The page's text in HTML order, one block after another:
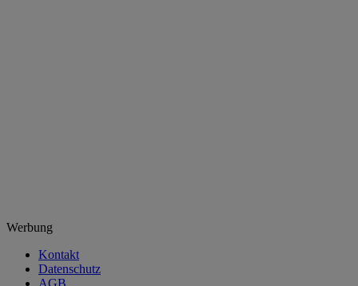
Werbung
Kontakt
Datenschutz
AGB